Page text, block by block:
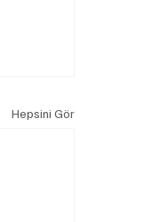
Hepsini Gör